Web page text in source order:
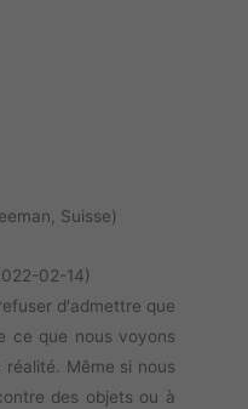
Suisse)
02-14)
d'admettre que
ce que nous voyons
Même si nous
des objets ou à